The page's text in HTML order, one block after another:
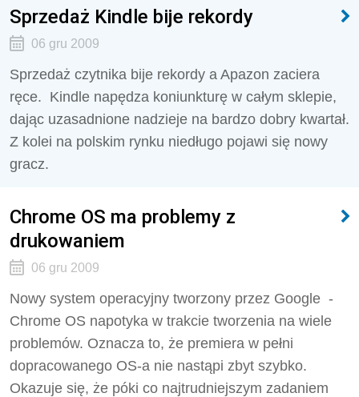
Sprzedaż Kindle bije rekordy
06 gru 2009
Sprzedaż czytnika bije rekordy a Apazon zaciera
ręce. Kindle napędza koniunkturę w całym sklepie,
dając uzasadnione nadzieje na bardzo dobry kwartał.
Z kolei na polskim rynku niedługo pojawi się nowy
gracz.
Chrome OS ma problemy z
drukowaniem
06 gru 2009
Nowy system operacyjny tworzony przez Google -
Chrome OS napotyka w trakcie tworzenia na wiele
problemów. Oznacza to, że premiera w pełni
dopracowanego OS-a nie nastąpi zbyt szybko.
Okazuje się, że póki co najtrudniejszym zadaniem